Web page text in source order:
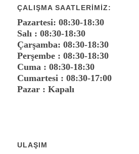
ÇALIŞMA SAATLERIMIZ:
Pazartesi: 08:30-18:30
Salı : 08:30-18:30
Çarşamba: 08:30-18:30
Perşembe : 08:30-18:30
Cuma : 08:30-18:30
Cumartesi : 08:30-17:00
Pazar : Kapalı
ULAŞIM